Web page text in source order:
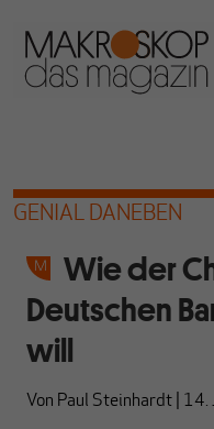
GENIAL DANEBEN
Wie der
Deutschen
will
Von Paul Steinhardt 14.